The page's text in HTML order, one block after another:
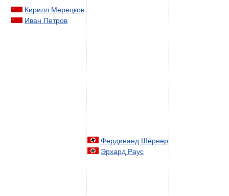
Кирилл Мерецков
Иван Петров
Фердинанд Шёрнер
Эрхард Раус